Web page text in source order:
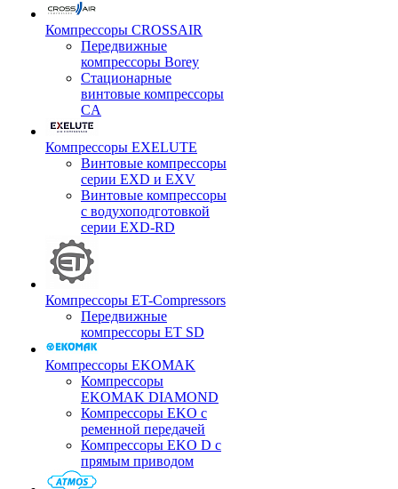
Компрессоры CROSSAIR
Передвижные
компрессоры Borey
Стационарные
винтовые компрессоры
CA
Компрессоры EXELUTE
Винтовые компрессоры
серии EXD и EXV
Винтовые компрессоры
с водухоподготовкой
серии EXD-RD
Компрессоры ET-Compressors
Передвижные
компрессоры ET SD
Компрессоры EKOMAK
Компрессоры
EKOMAK DIAMOND
Компрессоры EKO c
ременной передачей
Компрессоры EKO D с
прямым приводом